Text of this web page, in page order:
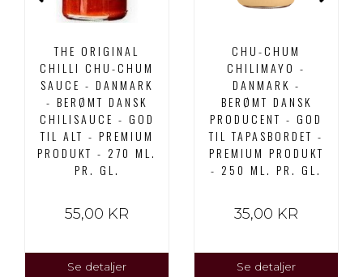
THE ORIGINAL
CHILLI CHU-CHUM
SAUCE - DANMARK
- BERØMT DANSK
CHILISAUCE - GOD
TIL ALT - PREMIUM
PRODUKT - 270 ML.
PR. GL.
55,00 KR
Se detaljer
CHU-CHUM
CHILIMAYO -
DANMARK -
BERØMT DANSK
PRODUCENT - GOD
TIL TAPASBORDET -
PREMIUM PRODUKT
- 250 ML. PR. GL.
35,00 KR
Se detaljer